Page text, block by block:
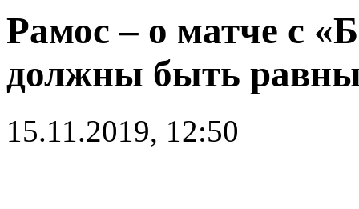
Рамос – о матче с
должны быть
15.11.2019, 12:50